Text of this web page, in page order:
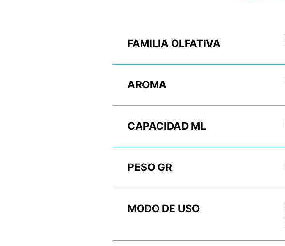
FAMILIA OLFATIVA
AROMA
CAPACIDAD ML
PESO GR
MODO DE USO